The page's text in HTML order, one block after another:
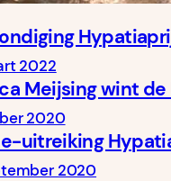
2022
Meijsing wint
2020
uitreiking
2020